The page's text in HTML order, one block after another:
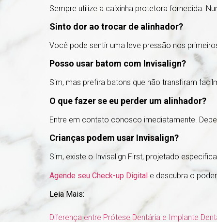
Sempre utilize a caixinha protetora fornecida.
Sinto dor ao trocar de alinhador?
Você pode sentir uma leve pressão nos
Posso usar batom com Invisalign?
Sim, mas prefira batons que não transfiram
O que fazer se eu perder um alinhador?
Entre em contato conosco imediatamente.
Crianças podem usar Invisalign?
Sim, existe o Invisalign First, projetado
Agende seu Check-up Digital e descubra o
Leia Mais:
Diferença entre Prótese Dentária e Implante